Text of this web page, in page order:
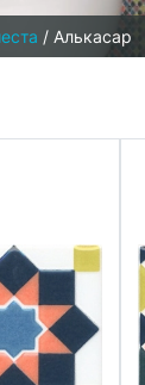
/ Алькасар